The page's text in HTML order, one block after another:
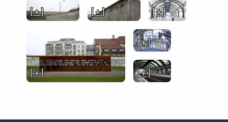
[ + ] [ + ]
[ + ]
[ + ]
[ + ]
[ + ]